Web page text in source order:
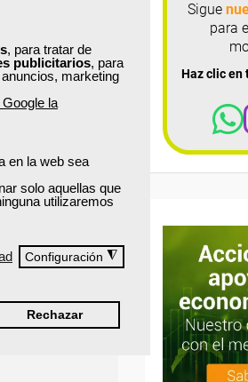
, para tratar de
publicitarios, para
marketing
la
en la web sea
solo aquellas que
utilizaremos
Configuración ◮
Rechazar
Sigue
para
Haz clic en